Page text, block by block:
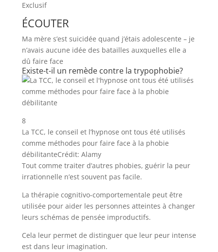
Exclusif
ÉCOUTER
Ma mère s’est suicidée quand j’étais adolescente – je
n’avais aucune idée des batailles auxquelles elle a
dû faire face
Existe-t-il un remède contre la trypophobie?
8
La TCC, le conseil et l’hypnose ont tous été utilisés
comme méthodes pour faire face à la phobie
débilitanteCrédit: Alamy
Tout comme traiter d’autres phobies, guérir la peur
irrationnelle n’est souvent pas facile.
La thérapie cognitivo-comportementale peut être
utilisée pour aider les personnes atteintes à changer
leurs schémas de pensée improductifs.
Cela leur permet de distinguer que leur peur intense
est dans leur imagination.